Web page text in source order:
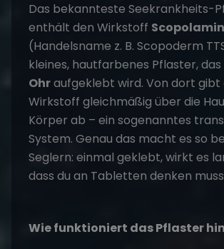
Das bekannteste Seekrankheits-
enthält den Wirkstoff Scopolamin
(Handelsname z. B. Scopoderm
kleines, hautfarbenes Pflaster, das
Ohraufgeklebt wird. Von dort gibt
Wirkstoff gleichmäßig über die
Körper ab – ein sogenanntes
System. Genau das macht es so
Seglern: einmal geklebt, wirkt es
dass du an Tabletten denken
Wie funktioniert das Pflaster